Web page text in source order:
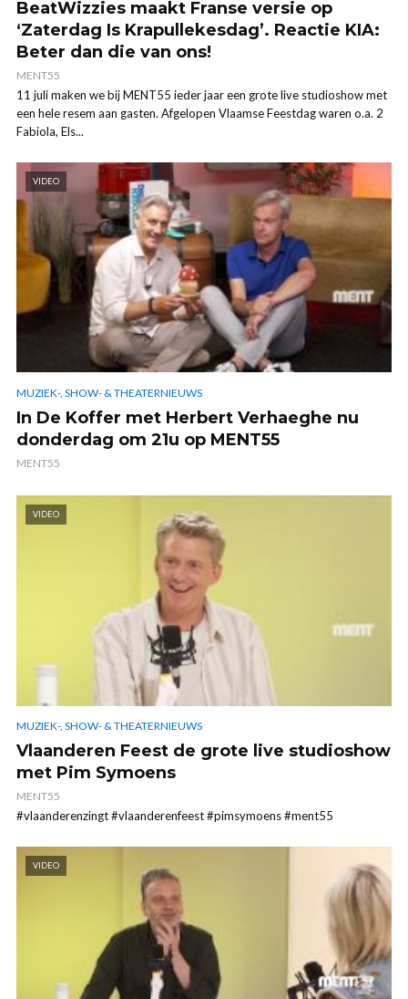
BeatWizzies maakt Franse versie op
‘Zaterdag Is Krapullekesdag’. Reactie KIA:
Beter dan die van ons!
MENT55
11 juli maken we bij MENT55 ieder jaar een grote live studioshow met
een hele resem aan gasten. Afgelopen Vlaamse Feestdag waren o.a. 2
Fabiola, Els...
VIDEO
MUZIEK-, SHOW- & THEATERNIEUWS
In De Koffer met Herbert Verhaeghe nu
donderdag om 21u op MENT55
MENT55
VIDEO
MUZIEK-, SHOW- & THEATERNIEUWS
Vlaanderen Feest de grote live studioshow
met Pim Symoens
MENT55
#vlaanderenzingt #vlaanderenfeest #pimsymoens #ment55
VIDEO